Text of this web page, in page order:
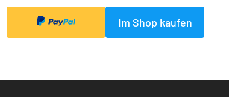
Im Shop kaufen